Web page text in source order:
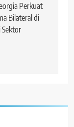
Perkuat
Bilateral di
Sektor